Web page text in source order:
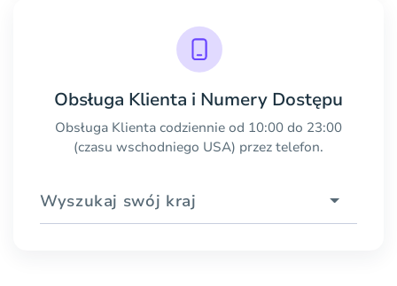
Obsługa Klienta i Numery Dostępu
Obsługa Klienta codziennie od 10:00 do 23:00
(czasu wschodniego USA) przez telefon.
Wyszukaj swój kraj